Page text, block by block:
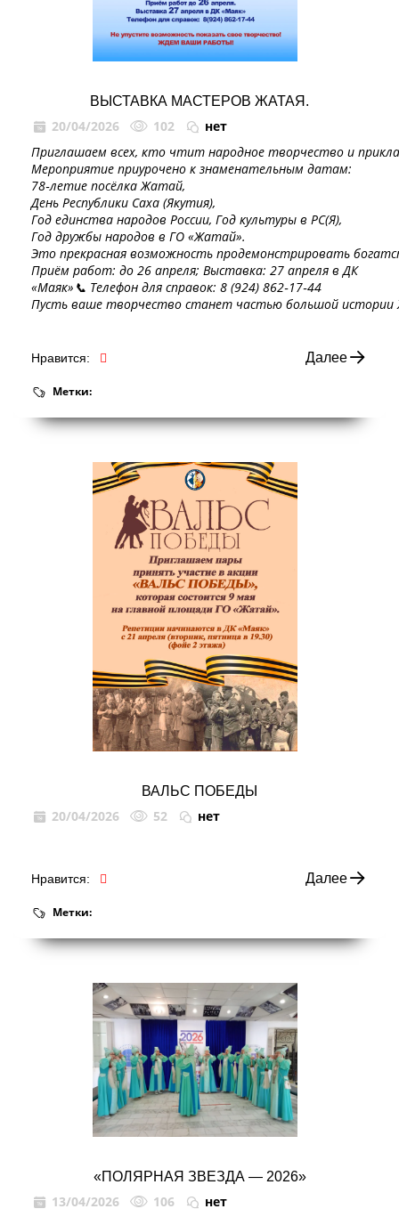
ВЫСТАВКА МАСТЕРОВ ЖАТАЯ.
20/04/2026 102
нет
Приглашаем всех, кто чтит народное творчество и
Мероприятие приурочено к знаменательным датам:
78‑летие посёлка Жатай,
День Республики Саха (Якутия),
Год единства народов России, Год культуры в РС(Я),
Год дружбы народов в ГО «Жатай».
Это прекрасная возможность продемонстрировать
Приём работ: до 26 апреля; Выставка: 27 апреля в ДК
«Маяк»📞 Телефон для справок: 8 (924) 862‑17‑44
Пусть ваше творчество станет частью большой
Нравится: Далее
Метки:
ВАЛЬС ПОБЕДЫ
20/04/2026 52 нет
Нравится: Далее
Метки:
«ПОЛЯРНАЯ ЗВЕЗДА — 2026»
13/04/2026 106
нет